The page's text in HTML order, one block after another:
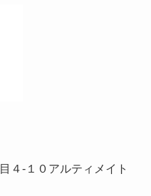
４-１０アルティメイト